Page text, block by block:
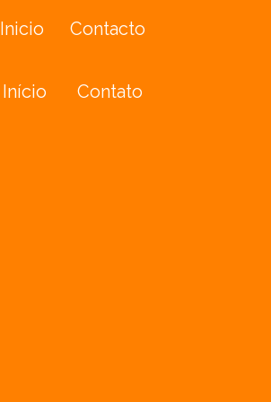
Inicio Contacto
Início Contato